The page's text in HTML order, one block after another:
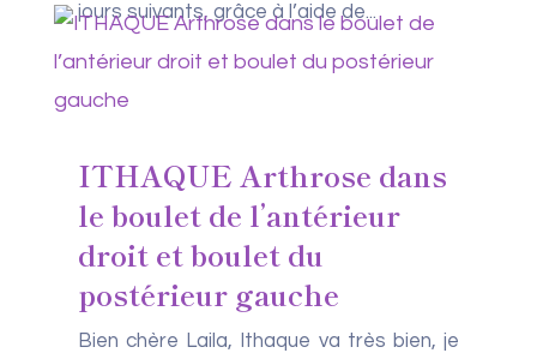
jours suivants, grâce à l’aide de...
ITHAQUE Arthrose dans
le boulet de l’antérieur
droit et boulet du
postérieur gauche
Bien chère Laila, Ithaque va très bien, je